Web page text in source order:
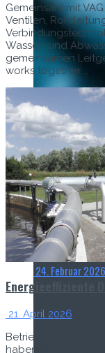
Titel-Thema
Smarte
24. Februar 2026
Als wertvolle
Gemein­sam mit
Ven­tilen,
Wass­er- und
gemein­samen
works togeth­er …
Energieeffiziente
21. April 2026
Betrieb­ssicher­heit,
haben in